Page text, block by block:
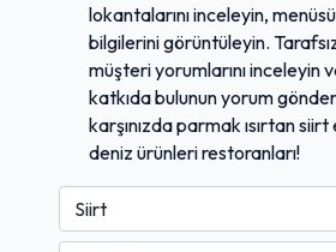
lokantalarını inceleyin,
bilgilerini görüntüleyin.
müşteri yorumlarını inceleyin
katkıda bulunun yorum
karşınızda parmak ısırtan siirt
deniz ürünleri restoranları!